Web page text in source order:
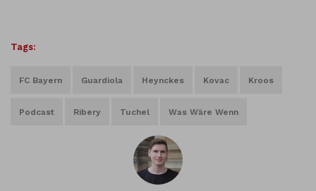
Tags:
FC Bayern Guardiola Heynckes Kovac Kroos
Podcast Ribery Tuchel Was Wäre Wenn